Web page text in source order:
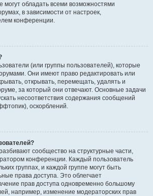
обладать всеми возможностями
в зависимости от настроек,
конференции.
(или группы пользователей), которые
Они имеют право редактировать или
открывать, перемещать, удалять и
за который они отвечают. Основные задачи
несоответствия содержания сообщений
оскорблений.
сообщество на структурные части,
конференции. Каждый пользователь
группах, и каждой группе могут быть
права доступа. Это облегчает
прав доступа одновременно большому
например, изменение модераторских прав